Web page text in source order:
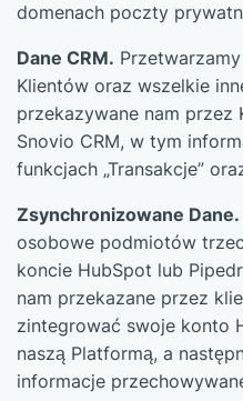
domenach poczty
Dane CRM.
Klientów oraz wszelkie
przekazywane nam przez
Snovio CRM, w tym
funkcjach „Transakcje”
Zsynchronizowane Dane.
osobowe podmiotów
koncie HubSpot lub
nam przekazane przez
zintegrować swoje konto
naszą Platformą, a
informacje